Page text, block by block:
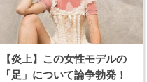
【炎上】この女性モデルの
「足」について論争勃発！